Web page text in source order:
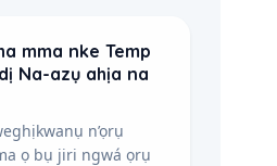
mma nke Temp
Na-azụ ahịa na
n’ọrụ
ọ bụ jiri ngwá ọrụ